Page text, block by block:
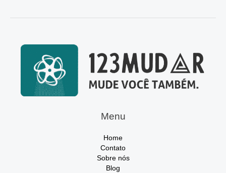
Menu
Home
Contato
Sobre nós
Blog